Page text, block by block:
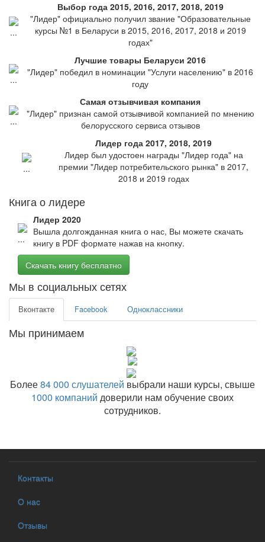
Выбор года 2015, 2016, 2017, 2018, 2019
"Лидер" официально получил звание "Образовательные
курсы №1 в Беларуси в 2015, 2016, 2017, 2018 и 2019
годах"
Лучшие товары Беларуси 2016
"Лидер" победил в номинации "Услуги населению" в 2016
году
Самая отзывчивая компания
"Лидер" признан самой отзывчивой компанией по мнению
белорусского сервиса отзывов
Лидер года 2017, 2018, 2019
Лидер был удостоен награды "Лидер года" на
премии "Лидер потребительского рынка" в 2017,
2018 и 2019 годах
Книга о лидере
Лидер 2020
Вышла долгожданная книга о нас, Вы можете скачать
книгу в PDF формате нажав на кнопку.
Скачать книгу бесплатно
Мы в социальных сетях
Вконтакте Facebook Одноклассники
Мы принимаем
Более84 000 слушателей выбрали наши курсы, свыше
1000 компаний доверили нам обучение своих
сотрудников.
Контакты
О нас
Отзывы